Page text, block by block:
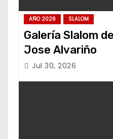
AÑO 2026 SLALOM
Galería Slalom
Jose Alvariño
Jul 30, 2026